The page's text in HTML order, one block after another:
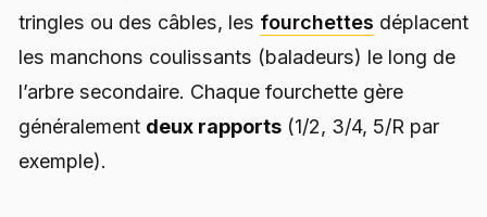
tringles ou des câbles, les fourchettes déplacent
les manchons coulissants (baladeurs) le long de
l’arbre secondaire. Chaque fourchette gère
généralement deux rapports (1/2, 3/4, 5/R par
exemple).